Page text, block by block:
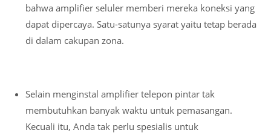
bahwa amplifier seluler memberi mereka koneksi yang
dapat dipercaya. Satu-satunya syarat yaitu tetap berada
di dalam cakupan zona.
Selain menginstal amplifier telepon pintar tak
membutuhkan banyak waktu untuk pemasangan.
Kecuali itu, Anda tak perlu spesialis untuk